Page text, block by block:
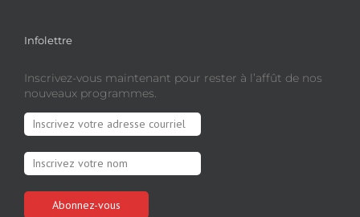
Infolettre
Inscrivez-vous maintenant pour rester à l’affût de nos
nouveaux programmes.